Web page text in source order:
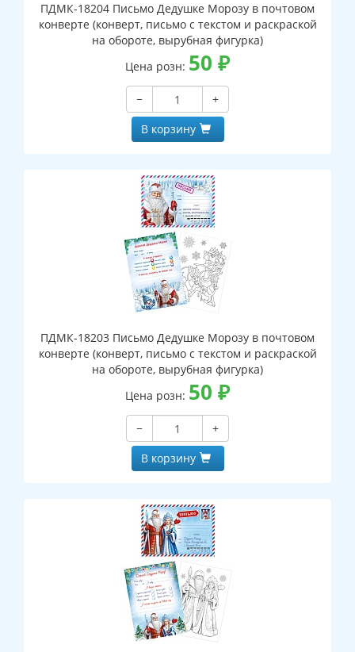
ПДМК-18204 Письмо Дедушке Морозу в почтовом
конверте (конверт, письмо с текстом и раскраской
на обороте, вырубная фигурка)
Цена розн: 50 ₽
−
+
В корзину
ПДМК-18203 Письмо Дедушке Морозу в почтовом
конверте (конверт, письмо с текстом и раскраской
на обороте, вырубная фигурка)
Цена розн: 50 ₽
−
+
В корзину